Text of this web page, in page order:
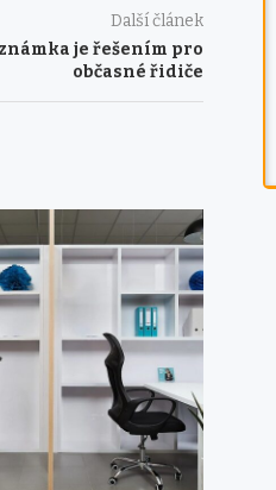
Další článek
je řešením pro
občasné řidiče